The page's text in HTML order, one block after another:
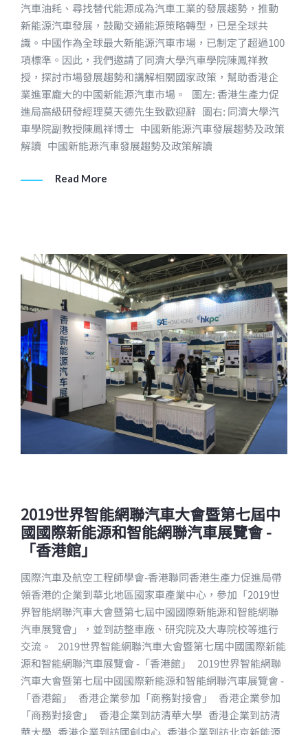
汽車油耗、尋找替代能源成為汽車工業的發展趨勢，推動
新能源汽車發展，鼓勵交通能源策略轉型，已是全球共
識。中國作為全球最大新能源汽車市場，已制定了超過100
項標準。因此，我們邀請了同濟大學汽車學院陳鳳祥教
授，探討市場發展趨勢和講解相關國家政策，幫助香港企
業進軍龐大的中國新能源汽車市場。 圖左: 香港生產力促
進局高級研發經理莫天德先生致歡迎辭 圖右: 同濟大學汽
車學院副教授陳鳳祥博士 中國新能源汽車發展趨勢及政策
解讀 中國新能源汽車發展趨勢及政策解讀
Read More
2019世界智能網聯汽車大會暨第七屆中
國國際新能源和智能網聯汽車展覽會 -
「香港館」
國際汽車及航空工程師學會-香港聯同香港生產力促進局帶
領香港的企業到華北地區國家車產業中心，參加「2019世
界智能網聯汽車大會暨第七屆中國國際新能源和智能網聯
汽車展覽會」，並到訪整車廠、研究院及大專院校等進行
交流。 2019世界智能網聯汽車大會暨第七屆中國國際新能
源和智能網聯汽車展覽會 -「香港館」 2019世界智能網聯
汽車大會暨第七屆中國國際新能源和智能網聯汽車展覽會 -
「香港館」 香港企業參加「商務對接會」 香港企業參加
「商務對接會」 香港企業到訪清華大學 香港企業到訪清
華大學 香港企業到訪國創中心 香港企業到訪北京新能源